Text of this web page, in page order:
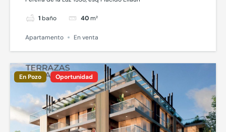
1baño 40m²
Apartamento En venta
En Pozo Oportunidad